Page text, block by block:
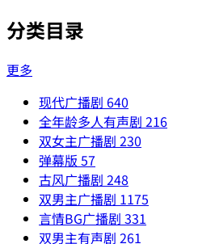
分类目录
更多
现代广播剧 640
全年龄多人有声剧 216
双女主广播剧 230
弹幕版 57
古风广播剧 248
双男主广播剧 1175
言情BG广播剧 331
双男主有声剧 261